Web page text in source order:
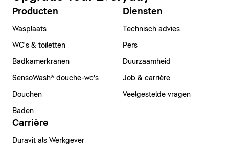
Producten
Wasplaats
WC's & toiletten
Badkamerkranen
SensoWash® douche-wc's
Douchen
Baden
Diensten
Technisch advies
Pers
Duurzaamheid
Job & carrière
Veelgestelde vragen
Carrière
Duravit als Werkgever